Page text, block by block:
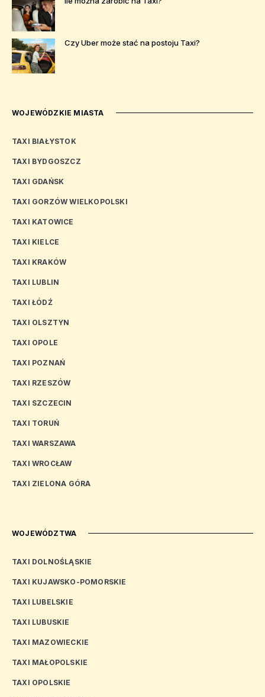
Czy Uber może stać na postoju Taxi?
WOJEWÓDZKIE MIASTA
TAXI BIAŁYSTOK
TAXI BYDGOSZCZ
TAXI GDAŃSK
TAXI GORZÓW WIELKOPOLSKI
TAXI KATOWICE
TAXI KIELCE
TAXI KRAKÓW
TAXI LUBLIN
TAXI ŁÓDŹ
TAXI OLSZTYN
TAXI OPOLE
TAXI POZNAŃ
TAXI RZESZÓW
TAXI SZCZECIN
TAXI TORUŃ
TAXI WARSZAWA
TAXI WROCŁAW
TAXI ZIELONA GÓRA
WOJEWÓDZTWA
TAXI DOLNOŚLĄSKIE
TAXI KUJAWSKO-POMORSKIE
TAXI LUBELSKIE
TAXI LUBUSKIE
TAXI MAZOWIECKIE
TAXI MAŁOPOLSKIE
TAXI OPOLSKIE